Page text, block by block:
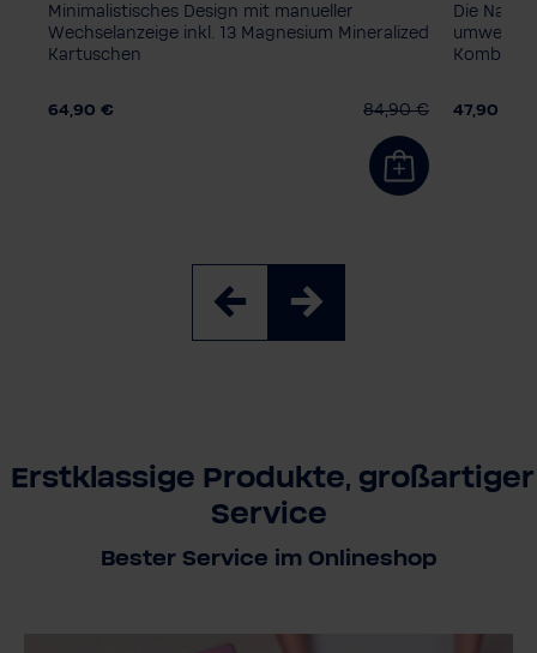
Minimalistisches Design mit manueller
Wechselanzeige inkl. 13 Magnesium Mineralized
Kartuschen
64,90 € 84,90 €
Die
47,90 €
Erstklassige Produkte, großartiger
Service
Bester Service im Onlineshop